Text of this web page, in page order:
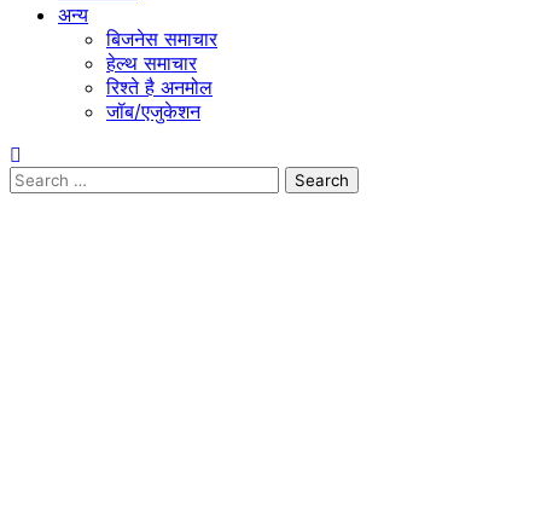
अन्य
बिजनेस समाचार
हेल्थ समाचार
रिश्ते है अनमोल
जॉब/एजुकेशन
Search